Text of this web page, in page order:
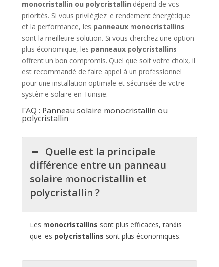
monocristallin ou polycristallin dépend de vos
priorités. Si vous privilégiez le rendement énergétique
et la performance, les panneaux monocristallins
sont la meilleure solution. Si vous cherchez une option
plus économique, les panneaux polycristallins
offrent un bon compromis. Quel que soit votre choix, il
est recommandé de faire appel à un professionnel
pour une installation optimale et sécurisée de votre
système solaire en Tunisie.
FAQ : Panneau solaire monocristallin ou
polycristallin
Quelle est la principale
différence entre un panneau
solaire monocristallin et
polycristallin ?
Les monocristallins sont plus efficaces, tandis
que les polycristallins sont plus économiques.